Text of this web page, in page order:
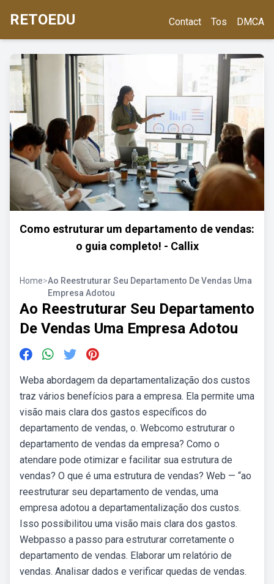
RETOEDU Contact Tos DMCA
Como estruturar um departamento de vendas:
o guia completo! - Callix
Home>Ao Reestruturar Seu Departamento De Vendas Uma
Empresa Adotou
Ao Reestruturar Seu Departamento
De Vendas Uma Empresa Adotou
Weba abordagem da departamentalização dos custos
traz vários benefícios para a empresa. Ela permite uma
visão mais clara dos gastos específicos do
departamento de vendas, o. Webcomo estruturar o
departamento de vendas da empresa? Como o
atendare pode otimizar e facilitar sua estrutura de
vendas? O que é uma estrutura de vendas? Web — “ao
reestruturar seu departamento de vendas, uma
empresa adotou a departamentalização dos custos.
Isso possibilitou uma visão mais clara dos gastos.
Webpasso a passo para estruturar corretamente o
departamento de vendas. Elaborar um relatório de
vendas. Analisar dados e verificar quedas de vendas.